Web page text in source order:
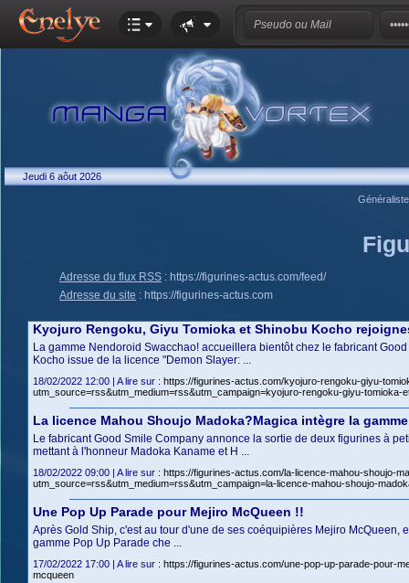
Jeudi 6 aôut 2026
Adresse du flux RSS : https://figurines-actus.com/feed/
Adresse du site : https://figurines-actus.com
Kyojuro Rengoku, Giyu Tomioka et Shinobu Kocho
La gamme Nendoroid Swacchao! accueillera bientôt chez le fabricant
Kocho issue de la licence "Demon Slayer: ...
18/02/2022 12:00 | A lire sur : https://figurines-actus.com/kyojuro-rengoku-giyu-
utm_source=rss&utm_medium=rss&utm_campaign=kyojuro-rengoku-giyu-
La licence Mahou Shoujo Madoka?Magica intègre la
Le fabricant Good Smile Company annonce la sortie de deux figurines à
mettant à l'honneur Madoka Kaname et H ...
18/02/2022 09:00 | A lire sur : https://figurines-actus.com/la-licence-mahou-shoujo-
utm_source=rss&utm_medium=rss&utm_campaign=la-licence-mahou-shoujo-
Une Pop Up Parade pour Mejiro McQueen !!
Après Gold Ship, c'est au tour d'une de ses coéquipières Mejiro
gamme Pop Up Parade che ...
17/02/2022 17:00 | A lire sur : https://figurines-actus.com/une-pop-up-parade-pour-
mcqueen